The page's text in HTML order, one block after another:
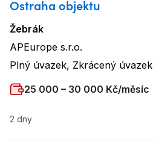
Ostraha objektu
Lokalita:
Žebrák
Název firmy
APEurope s.r.o.
Typ úvazku:
Plný úvazek, Zkrácený úvazek
Plat:
25 000 – 30 000 Kč/měsíc
2 dny